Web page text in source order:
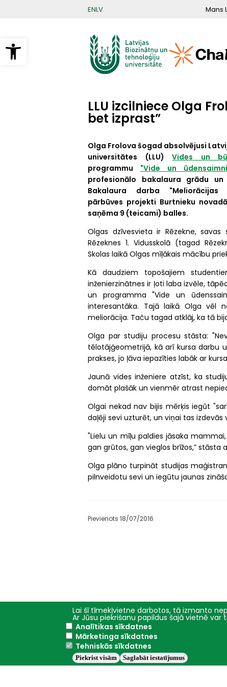
Open toolbar
ENLV Mans
LLU izcilniece Olga
bet izprast”
Olga Frolova šogad absolvējusi
universitātes (LLU)Vides un
programmu "Vide un
profesionālo bakalaura grādu
Bakalaura darba "Meliorācijas
pārbūves projekti Burtnieku
saņēma 9 (teicami) balles.
Olgas dzīvesvieta ir Rēzekne, savas
Rēzeknes 1. Vidusskolā (tagad
Skolas laikā Olgas mīļākais mācību
Kā daudziem topošajiem
inženierzinātnes ir ļoti laba izvēle,
un programma "Vide un
interesantāka. Tajā laikā Olga vēl
meliorācija. Taču tagad atklāj, ka tā
Olga par studiju procesu stāsta:
tēlotājģeometrijā, kā arī kursa darbu
prakses, jo ļāva iepazīties labāk ar
Jaunā vides inženiere atzīst, ka
domāt plašāk un vienmēr atrast
Olgai nekad nav bijis mērķis iegūt
daļēji sevi uzturēt, un viņai tas izdevās
"Lielu un mīļu paldies jāsaka
gan grūtos, gan vieglos brīžos,” stāsta
Olga plāno turpināt studijas
pilnveidotu sevi un iegūtu jaunas
Pievienots 18/07/2016
Galvenā
izvēlne
Studijas
Fakultātes
Studiju programmas
Lai šī tīmekļvietne darbotos, tā izmanto
Ar Jūsu piekrišanu papildus šajā vietnē
Analītikas sīkdatnes
Mārketinga sīkdatnes
Tehniskās sīkdatnes
Saglabāt iestatījumus
Piekrist visām